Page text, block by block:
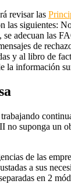
revisar las
las siguientes:
se adecuan las
de
y al libro de
la información
no suponga un
de las
a sus
en 2